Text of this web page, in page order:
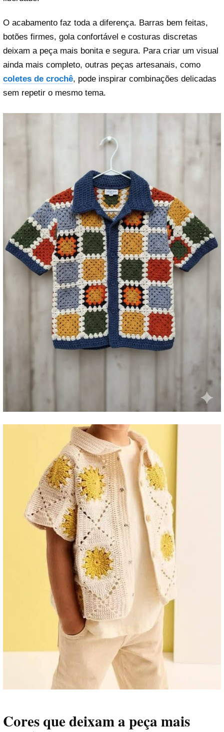
O acabamento faz toda a diferença. Barras bem feitas,
botões firmes, gola confortável e costuras discretas
deixam a peça mais bonita e segura. Para criar um visual
ainda mais completo, outras peças artesanais, como
coletes de crochê, pode inspirar combinações delicadas
sem repetir o mesmo tema.
Cores que deixam a peça mais